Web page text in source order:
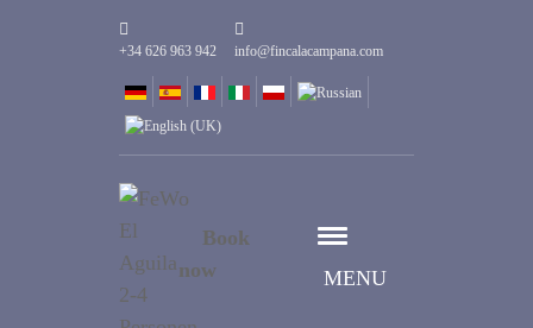
+34 626 963 942 info@fincalacampana.com
MENU
Book
now